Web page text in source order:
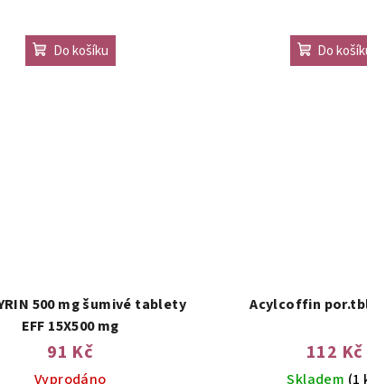
Do košíku Do
500 mg šumivé tablety
EFF 15X500 mg
91 Kč
Vyprodáno
Acylcoffin
112 Kč
Skladem (1